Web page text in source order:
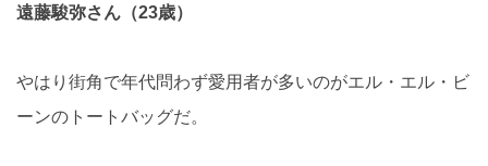
遠藤駿弥さん（23歳）
やはり街角で年代問わず愛用者が多いのがエル・エル・ビ
ーンのトートバッグだ。